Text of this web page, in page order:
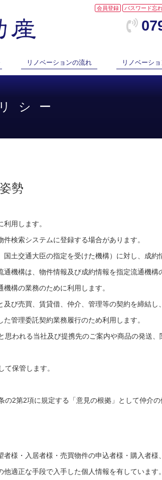
会員登録 パスワード忘
リノベーションの流れ リノベーシ
シー
勢
用します。
検索システムに登録する場合があります。
土交通大臣の指定を受けた機構）に対し、成
機構は、物件情報及び成約情報を指定流通機
構の業務のために利用します。
び売買、賃貸借、仲介、管理等の契約を締結し
管理委託契約業務履行のため利用します。
思われる当社及び提携先のご案内や商品の発送
保管します。
2第2項に規定する「意見の根拠」として仲介の
様・入居者様・売買物件の申込者様・購入者
適正な手段で入手した個人情報を有しています。